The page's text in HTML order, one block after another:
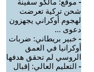
- موقع: مالكو سفينة
شحن تركية تعرضت
لهجوم أوكراني يجهزون
دعوى ...
- خبير بريطاني: ضربات
أوكرانيا في العمق
الروسي لم تحقق هدفها
- التعليم العالي: إقبال